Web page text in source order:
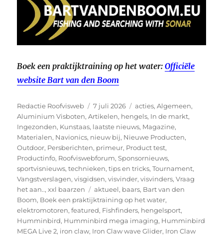
Boek een praktijktraining op het water:Officiële
website Bart van den Boom
Auteur
Redactie Roofvisweb
Geplaatst
op
7 juli 2026 Categorieën
acties,Algemeen,
Aluminium Visboten,Artikelen, hengels, In de markt,
Ingezonden, Kunstaas, laatste nieuws, Magazine,
Materialen, Navionics, nieuw bij, Nieuwe Producten,
Outdoor, Persberichten, primeur, Product test,
Productinfo, Roofviswebforum,Sponsornieuws,
sportvisnieuws,technieken,tips en tricks,Tournament,
Vangstverslagen,visgidsen,visvinder,visvinders,Vraag
het aan..,xxl baarzen Tags
aktueel, baars, Bart van den
Boom, Boek een praktijktraining op het water,
elektromotoren,featured, Fishfinders, hengelsport,
Humminbird, Humminbird mega imaging, Humminbird
MEGA Live 2, iron claw, Iron Claw wave Glider, Iron Claw